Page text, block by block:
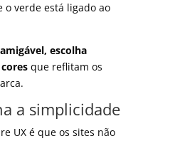
o verde está ligado ao
escolha
que reflitam os
a simplicidade
UX é que os sites não